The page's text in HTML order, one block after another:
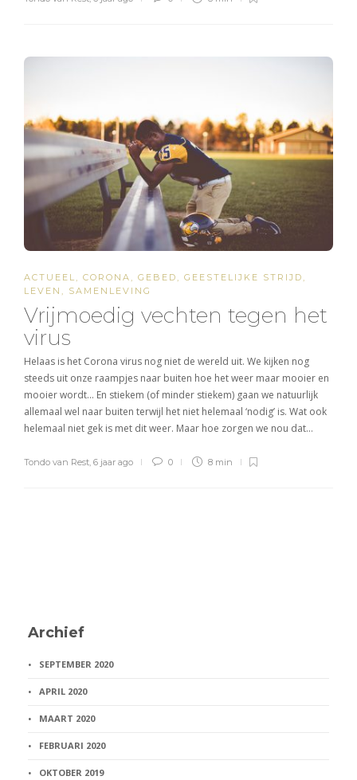
ACTUEEL, CORONA, GEBED, GEESTELIJKE STRIJD,
LEVEN , SAMENLEVING
Vrijmoedig vechten tegen het
virus
Helaas is het Corona virus nog niet de wereld uit. We kijken nog
steeds uit onze raampjes naar buiten hoe het weer maar mooier en
mooier wordt… En stiekem (of minder stiekem) gaan we natuurlijk
allemaal wel naar buiten terwijl het niet helemaal ‘nodig’ is. Wat ook
helemaal niet gek is met dit weer. Maar hoe zorgen we nou dat…
Tondo van Rest, 6 jaar ago 0 8 min
Archief
SEPTEMBER 2020
APRIL 2020
MAART 2020
FEBRUARI 2020
OKTOBER 2019